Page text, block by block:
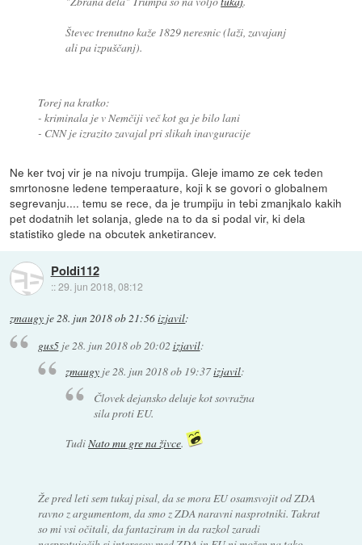
Števec trenutno kaže 1829 neresnic (laži, zavajanj
ali pa izpuščanj).
Torej na kratko:
- kriminala je v Nemčiji več kot ga je bilo lani
- CNN je izrazito zavajal pri slikah inavguracije
Ne ker tvoj vir je na nivoju trumpija. Gleje imamo ze cek teden
smrtonosne ledene temperaature, koji k se govori o globalnem
segrevanju.... temu se rece, da je trumpiju in tebi zmanjkalo kakih
pet dodatnih let solanja, glede na to da si podal vir, ki dela
statistiko glede na obcutek anketirancev.
Poldi112
::29. jun 2018, 08:12
zmaugy je28. jun 2018 ob 21:56izjavil:
gus5je 28. jun 2018 ob 20:02 izjavil:
zmaugy je28. jun 2018 ob 19:37izjavil:
Človek dejansko deluje kot sovražna
sila proti EU.
TudiNato mu gre na živce.
Že pred leti sem tukaj pisal, da se mora EU osamsvojit od ZDA
ravno z argumentom, da smo z ZDA naravni nasprotniki. Takrat
so mi vsi očitali, da fantaziram in da razkol zaradi